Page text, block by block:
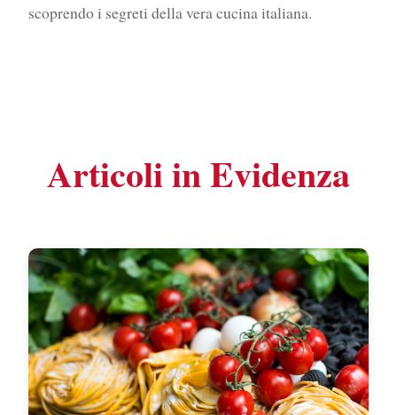
scoprendo i segreti della vera cucina italiana.
Articoli in Evidenza